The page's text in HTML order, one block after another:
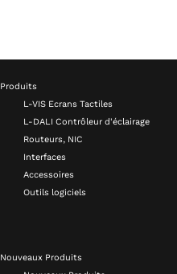
Produits
L-VIS Ecrans Tactiles
L-DALI Contrôleur d'éclairage
Routeurs, NIC
Interfaces
Accessoires
Outils logiciels
Nouveaux Produits